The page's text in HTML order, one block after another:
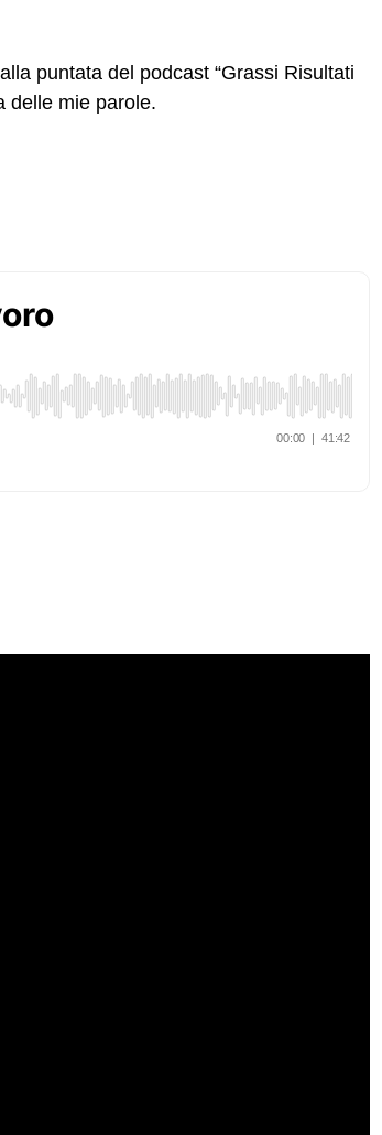
puntata del podcast “Grassi Risultati
delle mie parole.